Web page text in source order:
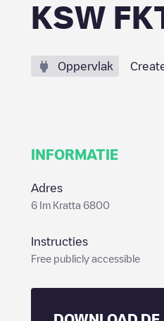
KSW
Oppervlak
INFORMATIE
Adres
6 Im Kratta 6800
Instructies
Free publicly accessible